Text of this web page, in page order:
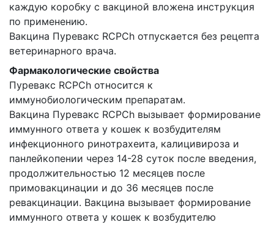
каждую коробку с вакциной вложена инструкция
по применению.
Вакцина Пуревакс RCPCh отпускается без рецепта
ветеринарного врача.
Фармакологические свойства
Пуревакс RCPCh относится к
иммунобиологическим препаратам.
Вакцина Пуревакс RCPCh вызывает формирование
иммунного ответа у кошек к возбудителям
инфекционного ринотрахеита, калицивироза и
панлейкопении через 14-28 суток после введения,
продолжительностью 12 месяцев после
примовакцинации и до 36 месяцев после
ревакцинации. Вакцина вызывает формирование
иммунного ответа у кошек к возбудителю